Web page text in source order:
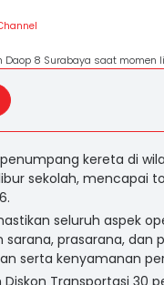
Daop 8 Surabaya saat momen
kereta di
sekolah, mencapai
seluruh aspek
sarana, prasarana,
serta kenyamanan
Diskon Transportasi 30